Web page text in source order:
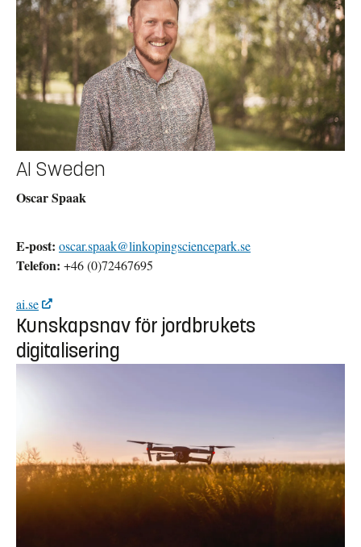
AI Sweden
Oscar Spaak
E-post: oscar.spaak@linkopingsciencepark.se
Telefon: +46 (0)72467695
ai.se
Kunskapsnav för jordbrukets
digitalisering